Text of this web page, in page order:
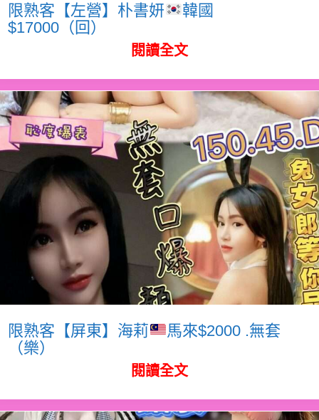
限熟客【左營】朴書妍
韓國
$17000（回）
閱讀全文
限熟客【屏東】海莉
馬來$2000 .無套
（樂）
閱讀全文